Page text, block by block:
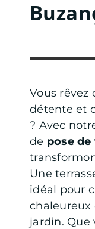
Vous rêvez
détente et
? Avec
de pose de
Une
idéal pour
chaleureux
jardin. Que